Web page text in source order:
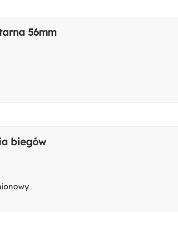
56mm
biegów